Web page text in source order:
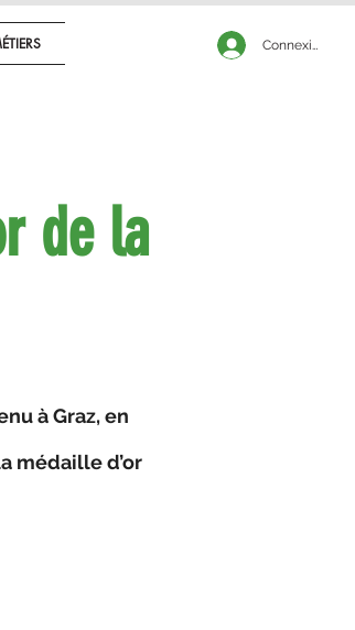
Connexion
CONNEXION
de la
à Graz, en
médaille d’or